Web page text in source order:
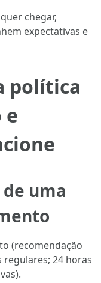
chegar,
expectativas e
política
e
uma
(recomendação
regulares; 24 horas